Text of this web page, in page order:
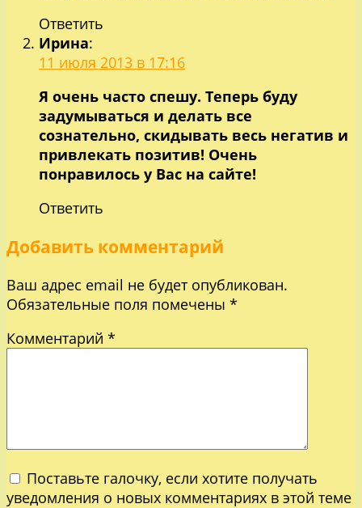
Ответить
Ирина:
11 июля 2013 в 17:16
Я очень часто спешу. Теперь буду
задумываться и делать все
сознательно, скидывать весь негатив и
привлекать позитив! Очень
понравилось у Вас на сайте!
Ответить
Добавить комментарий
Ваш адрес email не будет опубликован.
Обязательные поля помечены *
Комментарий *
Поставьте галочку, если хотите получать
уведомления о новых комментариях в этой теме